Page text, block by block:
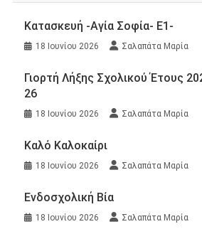
Κατασκευή -Αγία Σοφία- Ε1-
18 Ιουνίου 2026 Σαλαπάτα Μαρία
Γιορτή Λήξης Σχολικού Έτους
26
18 Ιουνίου 2026 Σαλαπάτα Μαρία
Καλό Καλοκαίρι
18 Ιουνίου 2026 Σαλαπάτα Μαρία
Ενδοσχολική Βία
18 Ιουνίου 2026 Σαλαπάτα Μαρία